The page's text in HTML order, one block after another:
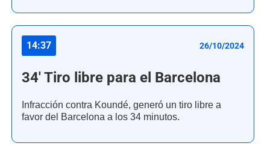
14:37 26/10/2024
34' Tiro libre para el Barcelona
Infracción contra Koundé, generó un tiro libre a
favor del Barcelona a los 34 minutos.